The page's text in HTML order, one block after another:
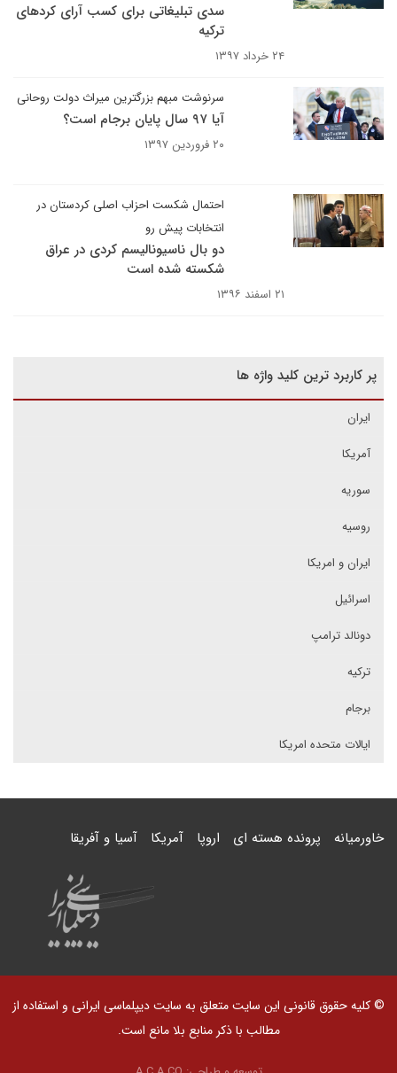
سدی تبلیغاتی برای کسب آرای کردهای
ترکیه
۲۴ خرداد ۱۳۹۷
سرنوشت مبهم بزرگترین میراث دولت روحانی
آیا ۹۷ سال پایان برجام است؟
۲۰ فروردین ۱۳۹۷
احتمال شکست احزاب اصلی کردستان در
انتخابات پیش رو
دو بال ناسیونالیسم کردی در عراق
شکسته شده است
۲۱ اسفند ۱۳۹۶
پر کاربرد ترین کلید واژه ها
ایران
آمریکا
سوریه
روسیه
ایران و امریکا
اسرائیل
دونالد ترامپ
ترکیه
برجام
ایالات متحده امریکا
خاورمیانه پرونده هسته ای اروپا آمریکا آسیا و آفریقا
© کلیه حقوق قانونی این سایت متعلق به سایت دیپلماسی ایرانی و استفاده از
مطالب با ذکر منابع بلا مانع است.